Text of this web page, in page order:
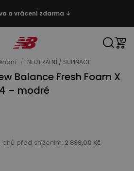
a vrácení zdarma ↓
/ NEUTRÁLNÍ / SUPINACE
Balance Fresh Foam X
– modré
před snížením: 2 899,00 Kč